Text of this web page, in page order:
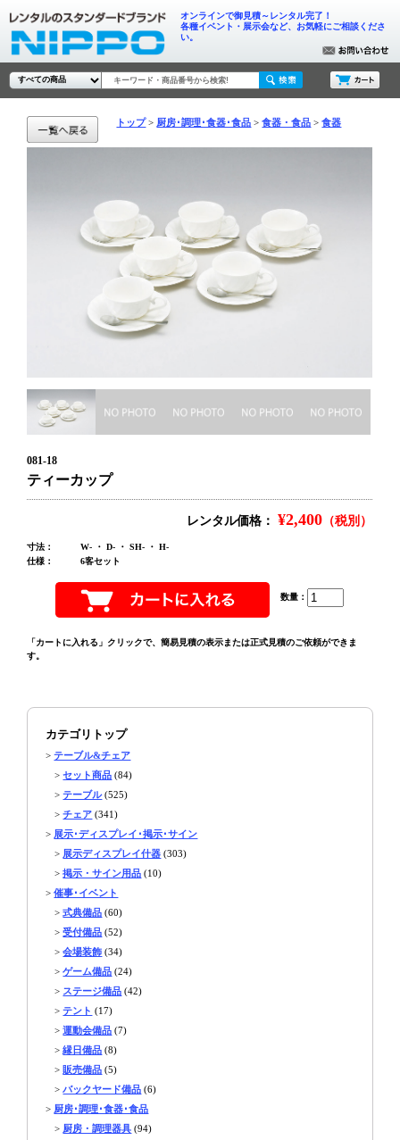
オンラインで御見積～レンタル完了！
各種イベント・展示会など、お気軽にご相談くださ
い。
トップ 厨房･調理･食器･食品 食器・食品 食器
081-18
ティーカップ
レンタル価格： ¥2,400 （税別）
寸法：
W- ・ D- ・ SH- ・ H-
仕様：
6客セット
数量：
「カートに入れる」クリックで、簡易見積の表示または正式見積のご依頼ができま
す。
カテゴリトップ
>テーブル&チェア
>セット商品 (84)
>テーブル(525)
>チェア (341)
> 展示･ディスプレイ･掲示･サイン
> 展示ディスプレイ什器 (303)
>掲示・サイン用品 (10)
>催事･イベント
>式典備品 (60)
>受付備品 (52)
>会場装飾 (34)
>ゲーム備品 (24)
> ステージ備品 (42)
>テント (17)
>運動会備品 (7)
>縁日備品 (8)
> 販売備品 (5)
>バックヤード備品 (6)
> 厨房･調理･食器･食品
> 厨房・調理器具 (94)